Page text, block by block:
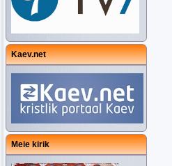
Kaev.net
Meie kirik